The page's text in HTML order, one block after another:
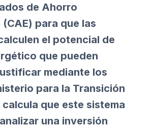
de Ahorro
para que las
el potencial de
que pueden
mediante los
para la Transición
que este sistema
una inversión